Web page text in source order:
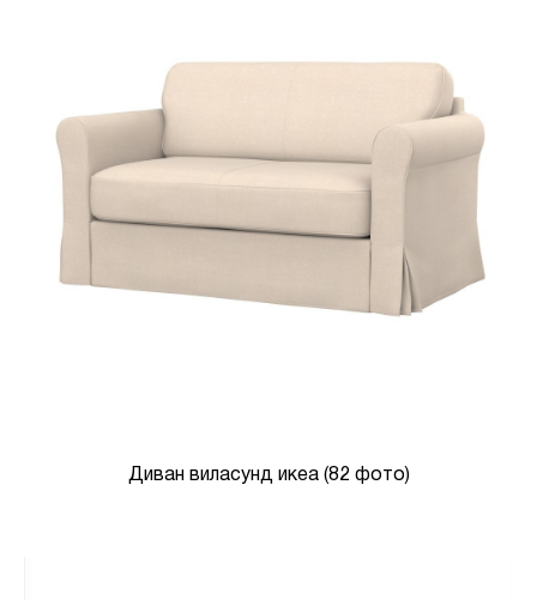
Диван виласунд икеа (82 фото)